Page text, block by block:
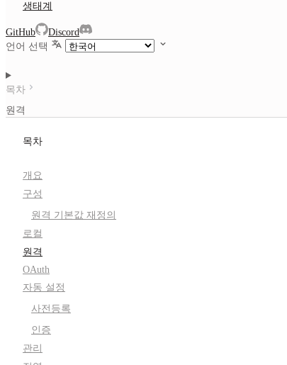
생태계
GitHub
Discord
언어 선택
목차
원격
목차
개요
구성
원격 기본값 재정의
로컬
원격
OAuth
자동 설정
사전등록
인증
관리